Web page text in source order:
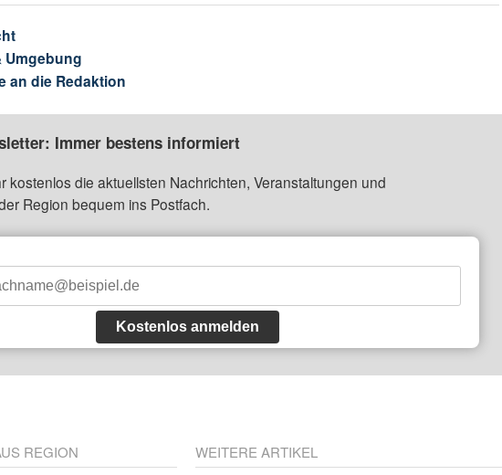
Umgebung
an die Redaktion
Immer bestens informiert
kostenlos die aktuellsten Nachrichten, Veranstaltungen und
Region bequem ins Postfach.
Kostenlos anmelden
REGION WEITERE ARTIKEL